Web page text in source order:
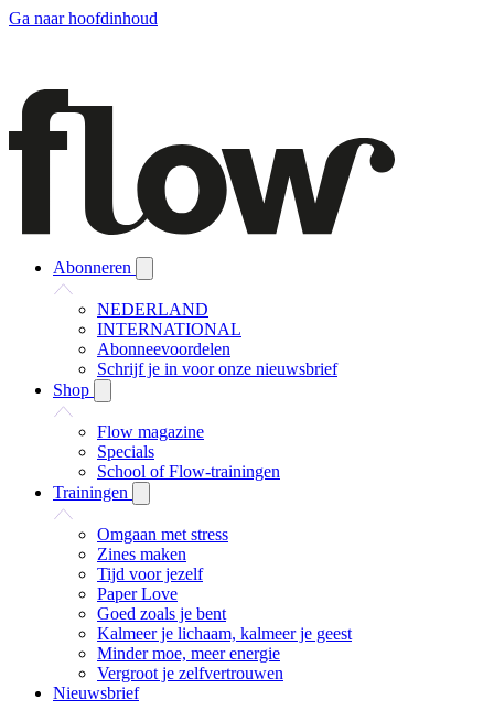
Ga naar hoofdinhoud
Abonneren
NEDERLAND
INTERNATIONAL
Abonneevoordelen
Schrijf je in voor onze nieuwsbrief
Shop
Flow magazine
Specials
School of Flow-trainingen
Trainingen
Omgaan met stress
Zines maken
Tijd voor jezelf
Paper Love
Goed zoals je bent
Kalmeer je lichaam, kalmeer je geest
Minder moe, meer energie
Vergroot je zelfvertrouwen
Nieuwsbrief